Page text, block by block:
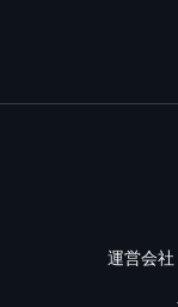
運営会社